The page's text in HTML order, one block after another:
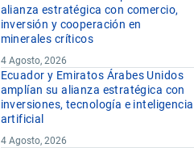
alianza estratégica con comercio,
inversión y cooperación en
minerales críticos
4 Agosto, 2026
Ecuador y Emiratos Árabes Unidos
amplían su alianza estratégica con
inversiones, tecnología e inteligencia
artificial
4 Agosto, 2026